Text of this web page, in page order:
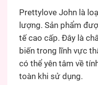
Prettylove John là
lượng. Sản phẩm
tế cao cấp. Đây là
biến trong lĩnh vực
có thể yên tâm về
toàn khi sử dụng.